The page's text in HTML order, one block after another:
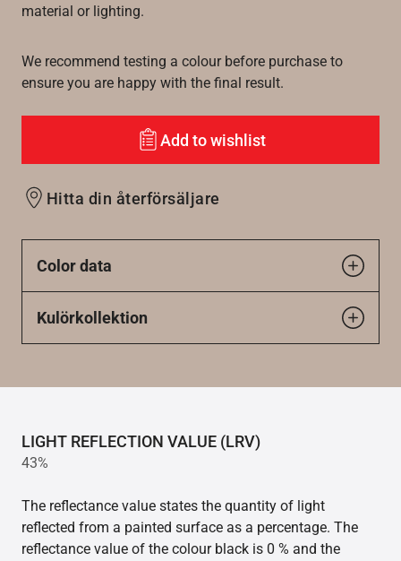
material or lighting.
We recommend testing a colour before purchase to
ensure you are happy with the final result.
Add to wishlist
Hitta din återförsäljare
Color data
Kulörkollektion
LIGHT REFLECTION VALUE (LRV)
43%
The reflectance value states the quantity of light
reflected from a painted surface as a percentage. The
reflectance value of the colour black is 0 % and the